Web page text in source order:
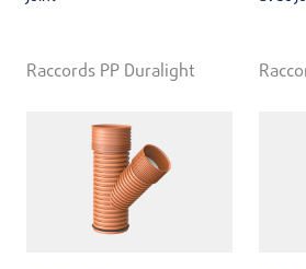
Raccords PP Duralight